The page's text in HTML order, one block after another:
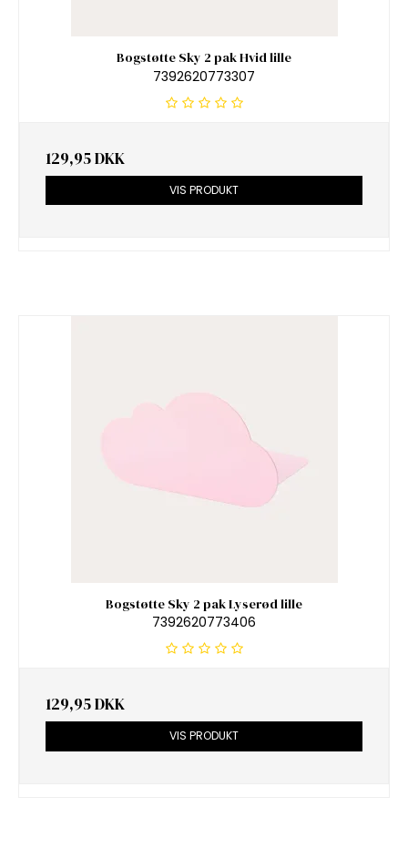
Bogstøtte Sky 2 pak Hvid lille
7392620773307
129,95 DKK
VIS PRODUKT
Bogstøtte Sky 2 pak Lyserød lille
7392620773406
129,95 DKK
VIS PRODUKT